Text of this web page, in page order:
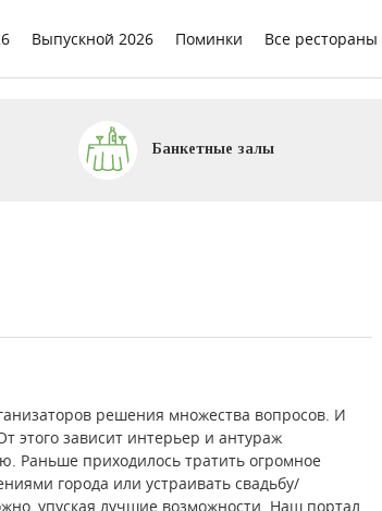
Выпускной 2026 Поминки Все рестораны
Банкетные залы
решения множества вопросов. И
этого зависит интерьер и антураж
Раньше приходилось тратить огромное
города или устраивать свадьбу/
упуская лучшие возможности. Наш портал